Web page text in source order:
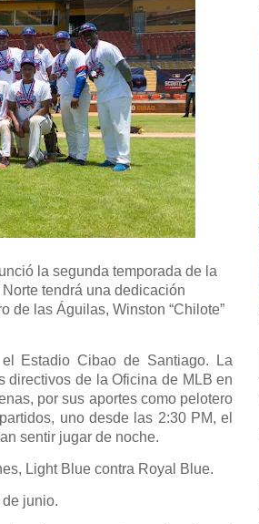
la segunda temporada de la
tendrá una dedicación
de las Águilas, Winston “Chilote”
Estadio Cibao de Santiago. La
directivos de la Oficina de MLB en
por sus aportes como pelotero
uno desde las 2:30 PM, el
sentir jugar de noche.
Light Blue contra Royal Blue.
junio.